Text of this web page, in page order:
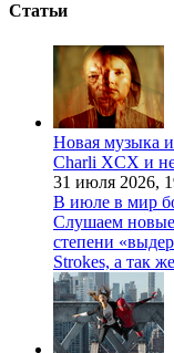
Статьи
Новая музыка
Charli XCX и
31 июля 2026,
В июле в мир
Слушаем новые
степени
Strokes, а так